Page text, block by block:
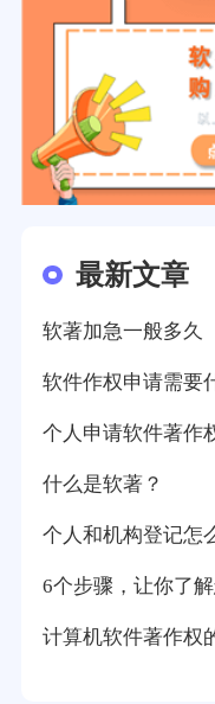
最新文章
软著加急一般多久
软件作权申请需要
个人申请软件著作
什么是软著？
个人和机构登记怎
6个步骤，让你了
计算机软件著作权